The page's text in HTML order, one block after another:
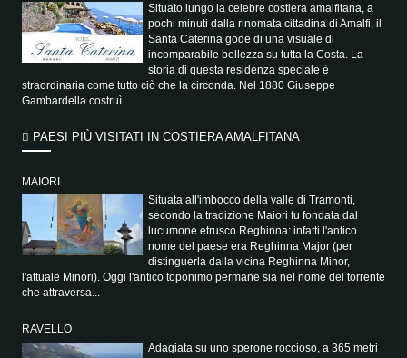
Situato lungo la celebre costiera amalfitana, a
pochi minuti dalla rinomata cittadina di Amalfi, il
Santa Caterina gode di una visuale di
incomparabile bellezza su tutta la Costa. La
storia di questa residenza speciale è
straordinaria come tutto ciò che la circonda. Nel 1880 Giuseppe
Gambardella costruì...
PAESI PIÙ VISITATI IN COSTIERA AMALFITANA
MAIORI
Situata all'imbocco della valle di Tramonti,
secondo la tradizione Maiori fu fondata dal
lucumone etrusco Reghinna: infatti l'antico
nome del paese era Reghinna Major (per
distinguerla dalla vicina Reghinna Minor,
l'attuale Minori). Oggi l'antico toponimo permane sia nel nome del torrente
che attraversa...
RAVELLO
Adagiata su uno sperone roccioso, a 365 metri